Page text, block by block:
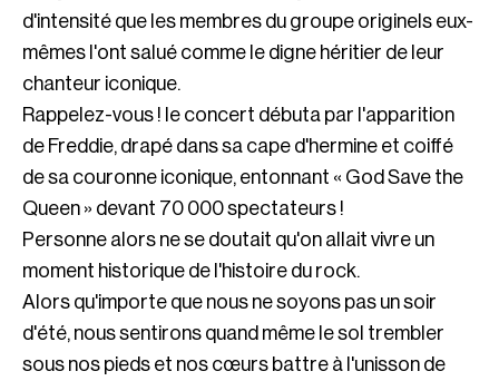
d'intensité que les membres du groupe originels eux-
mêmes l'ont salué comme le digne héritier de leur
chanteur iconique.
Rappelez-vous ! le concert débuta par l'apparition
de Freddie, drapé dans sa cape d'hermine et coiffé
de sa couronne iconique, entonnant « God Save the
Queen » devant 70 000 spectateurs !
Personne alors ne se doutait qu'on allait vivre un
moment historique de l'histoire du rock.
Alors qu'importe que nous ne soyons pas un soir
d'été, nous sentirons quand même le sol trembler
sous nos pieds et nos cœurs battre à l'unisson de